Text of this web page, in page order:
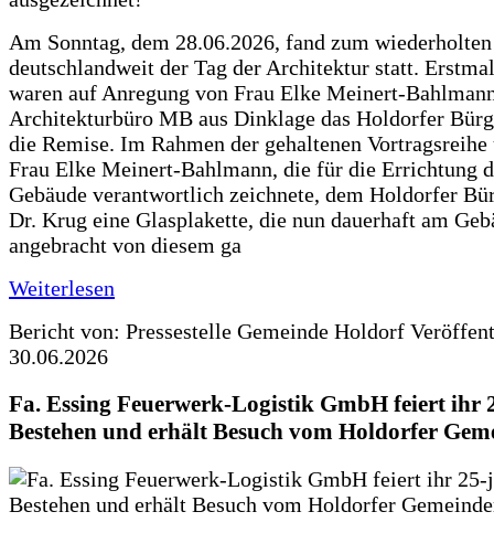
Am Sonntag, dem 28.06.2026, fand zum
deutschlandweit der Tag der Architektur statt.
waren auf Anregung von Frau Elke Meinert-
Architekturbüro MB aus Dinklage das Holdorfer
die Remise. Im Rahmen der gehaltenen
Frau Elke Meinert-Bahlmann, die für die Errichtung
Gebäude verantwortlich zeichnete, dem Holdorfer
Dr. Krug eine Glasplakette, die nun dauerhaft am
angebracht von diesem ga
Weiterlesen
Bericht von: Pressestelle Gemeinde Holdorf
30.06.2026
Fa. Essing Feuerwerk-Logistik GmbH feiert ihr
Bestehen und erhält Besuch vom Holdorfer